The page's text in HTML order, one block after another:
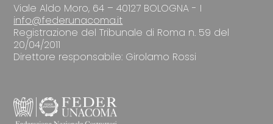
Viale Aldo Moro, 64 – 40127 BOLOGNA - I
info@federunacoma.it
Registrazione del Tribunale di Roma n. 59 del
20/04/2011
Direttore responsabile: Girolamo Rossi